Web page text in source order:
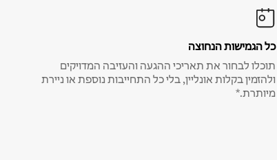
כל הגמישות הנחוצה
תוכלו לבחור את תאריכי ההגעה והעזיבה המדויקים
ולהזמין בקלות אונליין, בלי כל התחייבות נוספת או ניירת
מיותרת.*